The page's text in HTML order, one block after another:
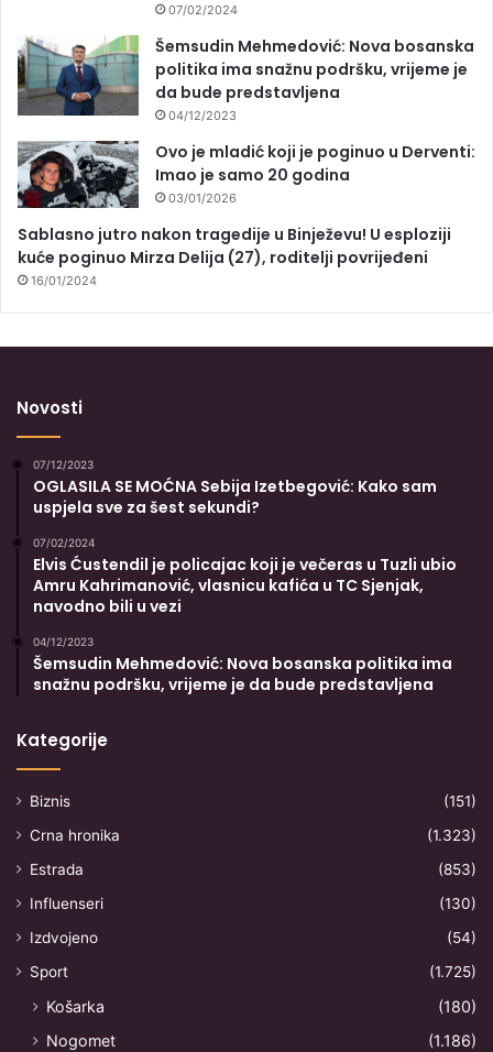
07/02/2024
Šemsudin Mehmedović: Nova bosanska
politika ima snažnu podršku, vrijeme je
da bude predstavljena
04/12/2023
Ovo je mladić koji je poginuo u Derventi:
Imao je samo 20 godina
03/01/2026
Sablasno jutro nakon tragedije u Binježevu! U esploziji
kuće poginuo Mirza Delija (27), roditelji povrijeđeni
16/01/2024
Novosti
07/12/2023
OGLASILA SE MOĆNA Sebija Izetbegović: Kako sam
uspjela sve za šest sekundi?
07/02/2024
Elvis Ćustendil je policajac koji je večeras u Tuzli ubio
Amru Kahrimanović, vlasnicu kafića u TC Sjenjak,
navodno bili u vezi
04/12/2023
Šemsudin Mehmedović: Nova bosanska politika ima
snažnu podršku, vrijeme je da bude predstavljena
Kategorije
Biznis
(151)
Crna hronika
(1.323)
Estrada
(853)
Influenseri
(130)
Izdvojeno
(54)
Sport
(1.725)
Košarka
(180)
Nogomet
(1.186)